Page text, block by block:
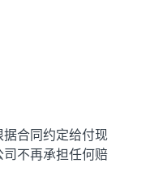
合同约定给付现
不再承担任何赔